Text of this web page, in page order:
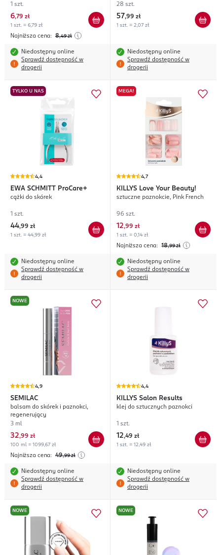
paznokci
1 szt.
6,79 zł
1 szt. = 6,79 zł
Najniższa cena: 8,49 zł
Niedostępny online
Sprawdź dostępność w
drogerii
28 szt.
57,99 zł
1 szt. = 2,07 zł
Niedostępny online
Sprawdź dostępność w
drogerii
TYLKO U NAS
4,4
EWA SCHMITT ProCare+
cążki do skórek
1 szt.
44,99 zł
1 szt. = 44,99 zł
Niedostępny online
Sprawdź dostępność w
drogerii
MEGA!
4,7
KILLYS Love Your Beauty!
sztuczne paznokcie, Pink French
96 szt.
12,99 zł
1 szt. = 0,14 zł
Najniższa cena: 18,99 zł
Niedostępny online
Sprawdź dostępność w
drogerii
NOWE
4,9
SEMILAC
balsam do skórek i paznokci,
regenerujący
3 ml
32,99 zł
100 ml = 1099,67 zł
Najniższa cena: 49,99 zł
Niedostępny online
Sprawdź dostępność w
drogerii
4,4
KILLYS Salon Results
klej do sztucznych paznokci
1 szt.
12,49 zł
1 szt. = 12,49 zł
Niedostępny online
Sprawdź dostępność w
drogerii
NOWE NOWE